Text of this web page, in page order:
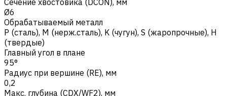
Ø6
Обрабатываемый металл
Р (сталь), M (нерж.сталь), K (чугун), S (жаропрочные), H
(твердые)
Главный угол в плане
95°
Радиус при вершине (RE), мм
0,2
Макс. глубина (CDX/WF2), мм